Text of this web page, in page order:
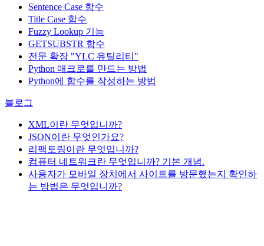
Sentence Case 함수
Title Case 함수
Fuzzy Lookup 기능
GETSUBSTR 함수
전문 확장 "YLC 유틸리티"
Python 매크로를 만드는 방법
Python에 함수를 작성하는 방법
블로그
XML이란 무엇입니까?
JSON이란 무엇인가요?
리팩토링이란 무엇입니까?
컴퓨터 네트워크란 무엇입니까? 기본 개념.
사용자가 모바일 장치에서 사이트를 방문했는지 확인하
는 방법은 무엇입니까?